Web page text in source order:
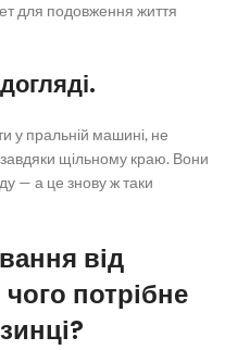
для подовження життя
у пральній машині, не
щільному краю. Вони
— а це знову ж таки
від
потрібне
?